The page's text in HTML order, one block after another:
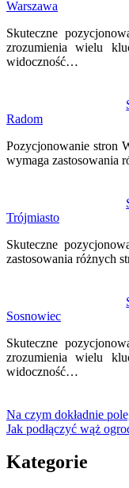
Warszawa
Skuteczne
zrozumienia wielu
widoczność…
Radom
Pozycjonowanie stron
wymaga zastosowania
Trójmiasto
Skuteczne
zastosowania różnych
Sosnowiec
Skuteczne
zrozumienia wielu
widoczność…
Na czym dokładnie
Jak podłączyć wąż
Kategorie